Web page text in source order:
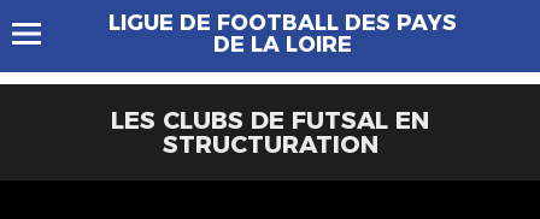
LIGUE DE FOOTBALL DES PAYS
DE LA LOIRE
LES CLUBS DE FUTSAL EN
STRUCTURATION